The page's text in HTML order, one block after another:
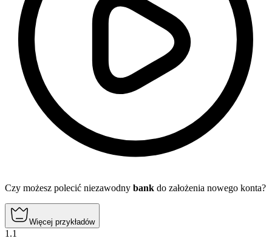
Czy możesz polecić niezawodny bank do założenia nowego konta?
Więcej przykładów
1 .1